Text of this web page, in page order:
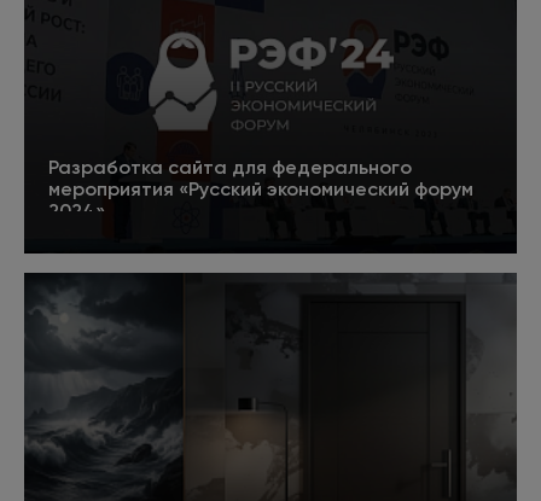
Разработка сайта для федерального
мероприятия «Русский экономический форум
2024»
Подробнее 5